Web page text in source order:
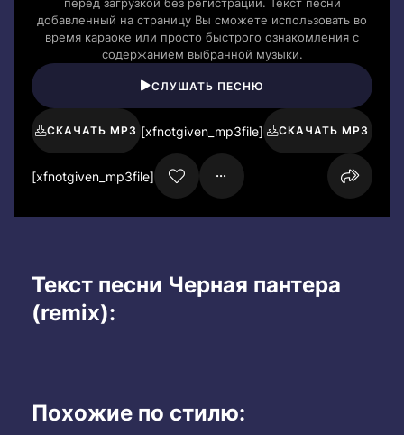
добавленный на страницу Вы сможете использовать во
время караоке или просто быстрого ознакомления с
содержанием выбранной музыки.
СЛУШАТЬ ПЕСНЮ
СКАЧАТЬ MP3 [xfnotgiven_mp3file] СКАЧАТЬ MP3
[xfnotgiven_mp3file]
Текст песни Черная пантера
(remix):
Похожие по стилю: